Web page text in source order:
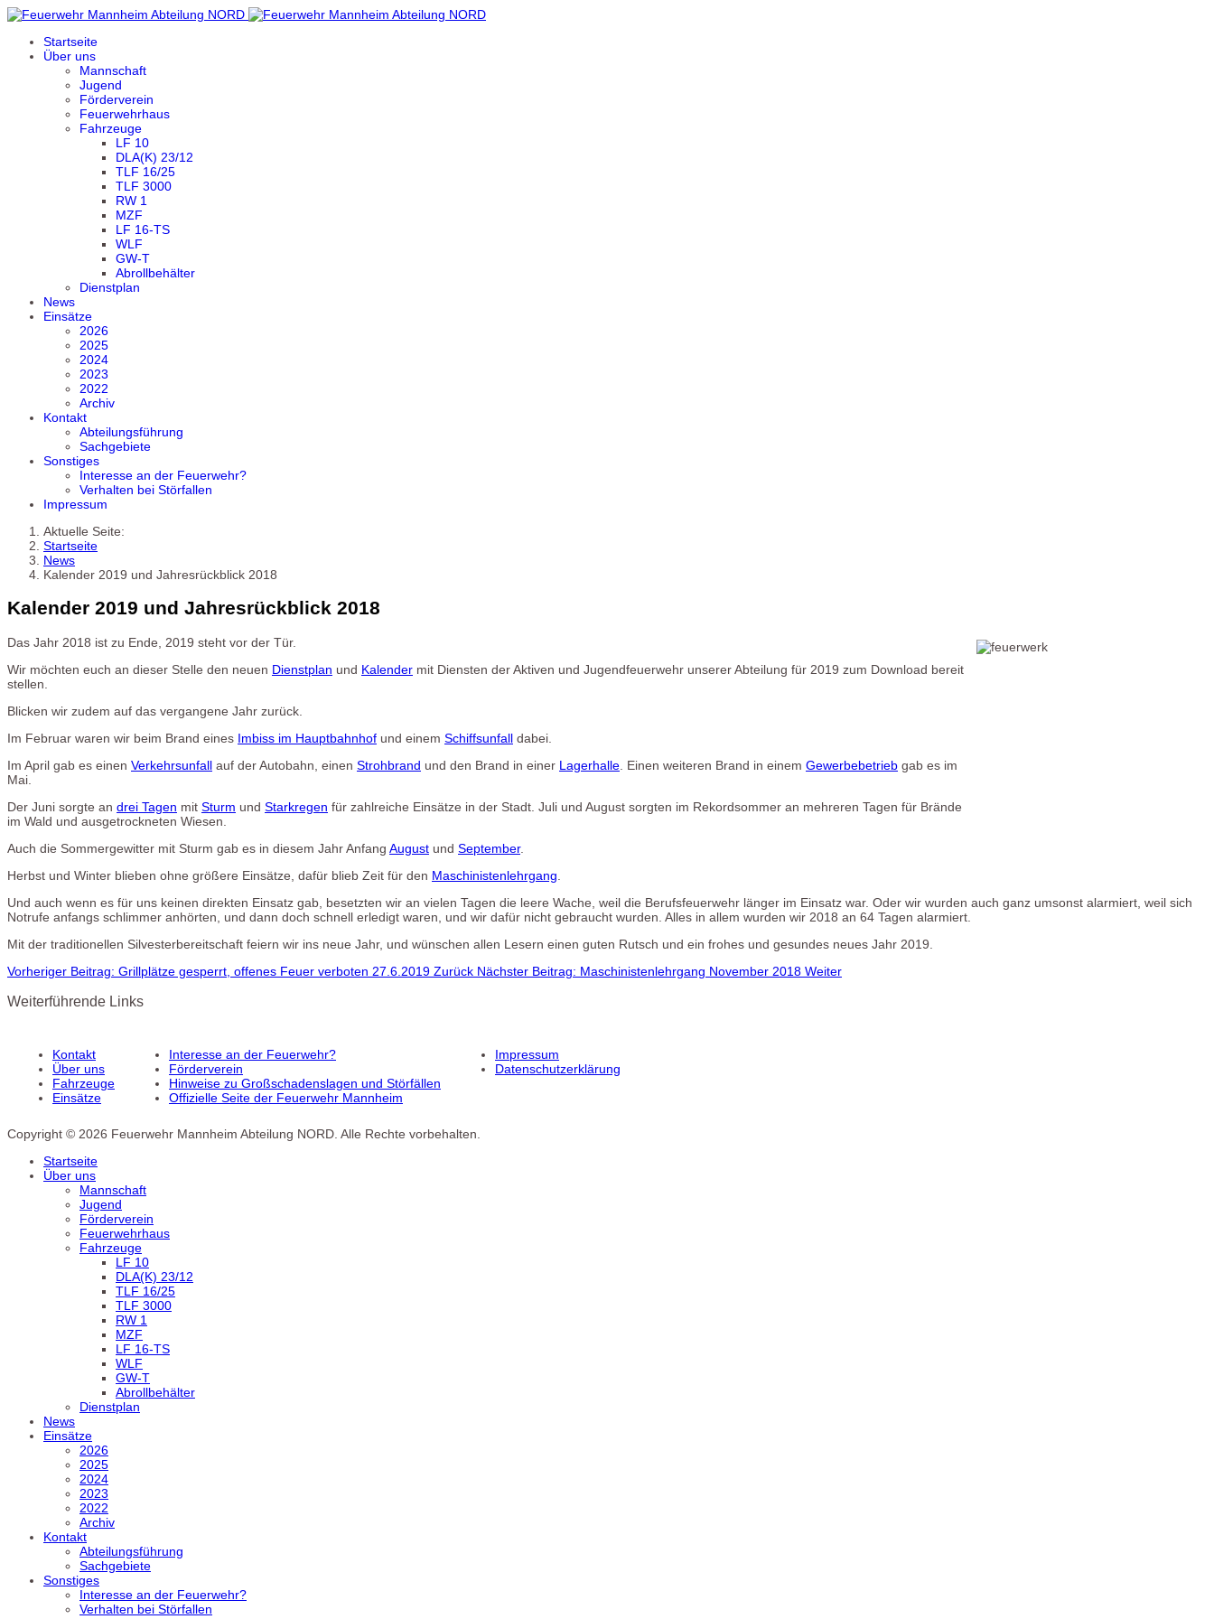
Startseite
Über uns
Mannschaft
Jugend
Förderverein
Feuerwehrhaus
Fahrzeuge
LF 10
DLA(K) 23/12
TLF 16/25
TLF 3000
RW 1
MZF
LF 16-TS
WLF
GW-T
Abrollbehälter
Dienstplan
News
Einsätze
2026
2025
2024
2023
2022
Archiv
Kontakt
Abteilungsführung
Sachgebiete
Sonstiges
Interesse an der Feuerwehr?
Verhalten bei Störfallen
Impressum
Aktuelle Seite:
Startseite
News
Kalender 2019 und Jahresrückblick 2018
Kalender 2019 und Jahresrückblick 2018
Das Jahr 2018 ist zu Ende, 2019 steht vor der Tür.
Wir möchten euch an dieser Stelle den neuen Dienstplan und Kalender mit Diensten der Aktiven und Jugendfeuerwehr unserer Abteilung für 2019 zum Download bereit
stellen.
Blicken wir zudem auf das vergangene Jahr zurück.
Im Februar waren wir beim Brand eines Imbiss im Hauptbahnhof und einem Schiffsunfall dabei.
Im April gab es einen Verkehrsunfall auf der Autobahn, einen Strohbrand und den Brand in einer Lagerhalle . Einen weiteren Brand in einem Gewerbebetrieb gab es im
Mai.
Der Juni sorgte an drei Tagen mit Sturm und Starkregen für zahlreiche Einsätze in der Stadt. Juli und August sorgten im Rekordsommer an mehreren Tagen für Brände
im Wald und ausgetrockneten Wiesen.
Auch die Sommergewitter mit Sturm gab es in diesem Jahr Anfang August und September.
Herbst und Winter blieben ohne größere Einsätze, dafür blieb Zeit für den Maschinistenlehrgang
Und auch wenn es für uns keinen direkten Einsatz gab, besetzten wir an vielen Tagen die leere Wache, weil die Berufsfeuerwehr länger im Einsatz war. Oder wir wurden auch ganz umsonst alarmiert, weil sich
Notrufe anfangs schlimmer anhörten, und dann doch schnell erledigt waren, und wir dafür nicht gebraucht wurden. Alles in allem wurden wir 2018 an 64 Tagen alarmiert.
Mit der traditionellen Silvesterbereitschaft feiern wir ins neue Jahr, und wünschen allen Lesern einen guten Rutsch und ein frohes und gesundes neues Jahr 2019.
Vorheriger Beitrag: Grillplätze gesperrt, offenes Feuer verboten 27.6.2019 Zurück Nächster Beitrag: Maschinistenlehrgang November 2018 Weiter
Weiterführende Links
Kontakt
Über uns
Fahrzeuge
Einsätze
Interesse an der Feuerwehr?
Förderverein
Hinweise zu Großschadenslagen und Störfällen
Offizielle Seite der Feuerwehr Mannheim
Impressum
Datenschutzerklärung
Copyright © 2026 Feuerwehr Mannheim Abteilung NORD. Alle Rechte vorbehalten.
Startseite
Über uns
Mannschaft
Jugend
Förderverein
Feuerwehrhaus
Fahrzeuge
LF 10
DLA(K) 23/12
TLF 16/25
TLF 3000
RW 1
MZF
LF 16-TS
WLF
GW-T
Abrollbehälter
Dienstplan
News
Einsätze
2026
2025
2024
2023
2022
Archiv
Kontakt
Abteilungsführung
Sachgebiete
Sonstiges
Interesse an der Feuerwehr?
Verhalten bei Störfallen